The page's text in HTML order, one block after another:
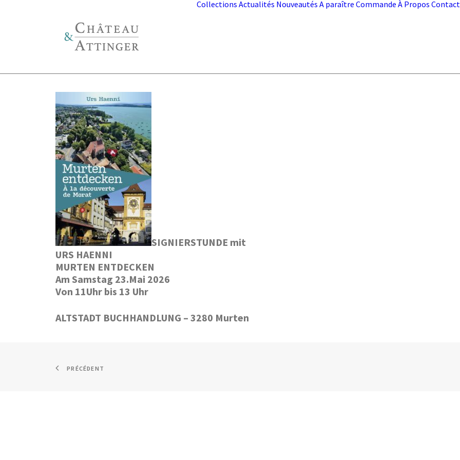
Collections Actualités Nouveautés A paraître Commande À Propos Contact
SIGNIERSTUNDE mit
URS HAENNI
MURTEN ENTDECKEN
Am Samstag 23.Mai 2026
Von 11Uhr bis 13 Uhr
ALTSTADT BUCHHANDLUNG – 3280 Murten
PRÉCÉDENT